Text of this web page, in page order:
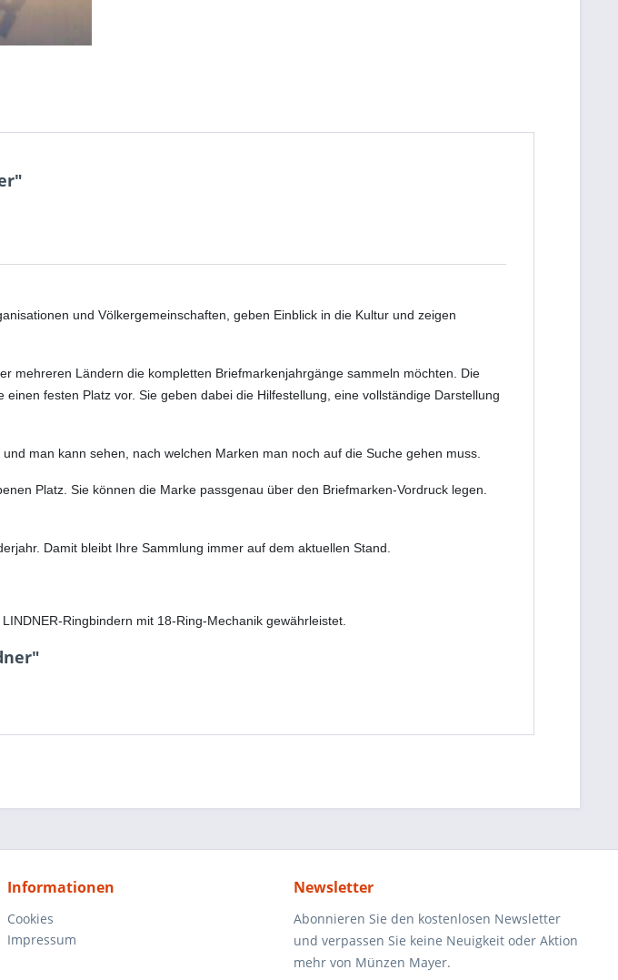
und Völkergemeinschaften, geben Einblick in die Kultur und zeigen
mehreren Ländern die kompletten Briefmarkenjahrgänge sammeln möchten. Die
festen Platz vor. Sie geben dabei die Hilfestellung, eine vollständige Darstellung
man kann sehen, nach welchen Marken man noch auf die Suche gehen muss.
Platz. Sie können die Marke passgenau über den Briefmarken-Vordruck legen.
Damit bleibt Ihre Sammlung immer auf dem aktuellen Stand.
Ringbindern mit 18-Ring-Mechanik gewährleistet.
Informationen
Cookies
Impressum
Newsletter
Abonnieren Sie den kostenlosen Newsletter
und verpassen Sie keine Neuigkeit oder Aktion
mehr von Münzen Mayer.